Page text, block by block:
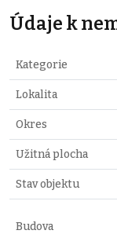
Údaje k
Kategorie
Lokalita
Okres
Užitná plocha
Stav objektu
Budova